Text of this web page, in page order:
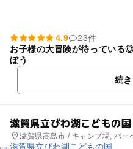
4.9
23件
お子様の大冒険が待っている
ぼう
続
滋賀県立びわ湖こどもの国
滋賀県高島市 / キャンプ場, バ